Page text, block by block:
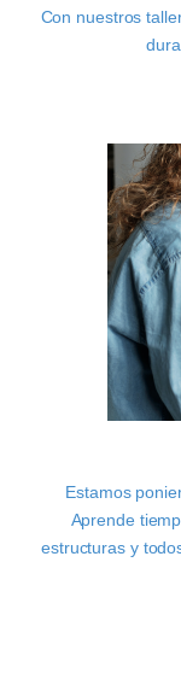
Con nuestros
Estamos
Aprende
estructuras y